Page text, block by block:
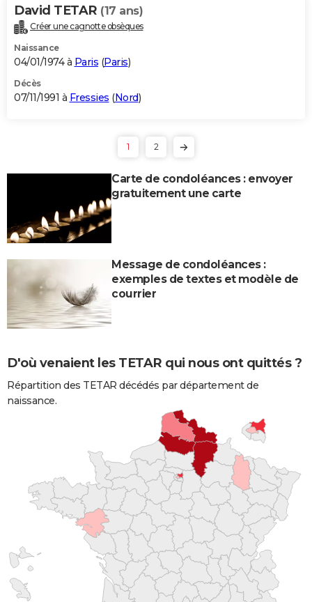
David TETAR (17 ans)
Créer une cagnotte obsèques
Naissance
04/01/1974 à Paris (Paris)
Décès
07/11/1991 à Fressies (Nord)
1 2
Carte de condoléances : envoyer
gratuitement une carte
Message de condoléances :
exemples de textes et modèle de
courrier
D'où venaient les TETAR qui nous ont quittés ?
Répartition des TETAR décédés par département de
naissance.